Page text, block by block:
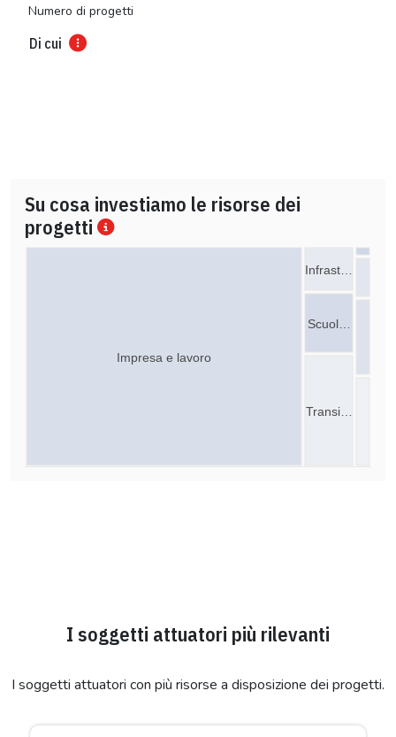
Numero di progetti
Di cui
Su cosa investiamo le risorse dei
progetti
Scuol…
Impresa e lavoro
Infrast…
Transi…
I soggetti attuatori più rilevanti
I soggetti attuatori con più risorse a disposizione dei progetti.